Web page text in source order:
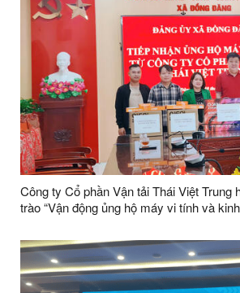
Công ty Cổ phần Vận tải Thái Việt Trung
trào “Vận động ủng hộ máy vi tính và